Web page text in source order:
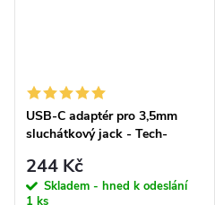
USB-C adaptér pro 3,5mm
sluchátkový jack - Tech-
244 Kč
Skladem - hned k odeslání
1 ks